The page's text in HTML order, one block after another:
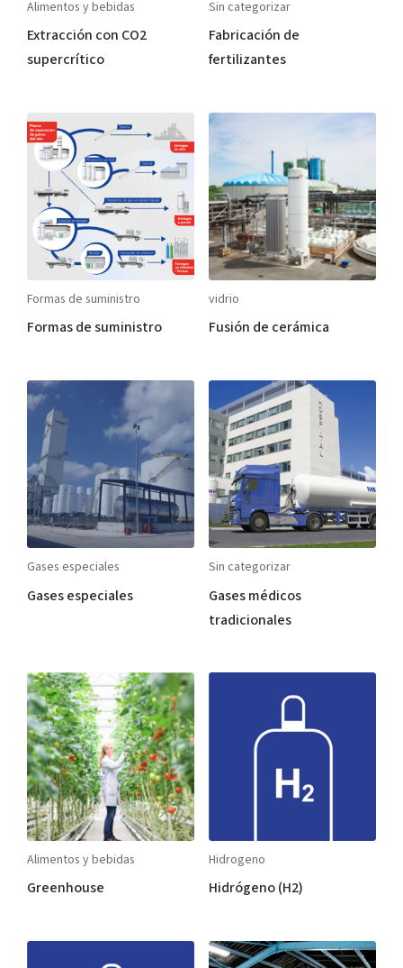
Alimentos y bebidas
Extracción con CO2
supercrítico
Sin categorizar
Fabricación de
fertilizantes
Formas de suministro
Formas de suministro
vidrio
Fusión de cerámica
Gases especiales
Gases especiales
Sin categorizar
Gases médicos
tradicionales
Alimentos y bebidas
Greenhouse
Hidrogeno
Hidrógeno (H2)